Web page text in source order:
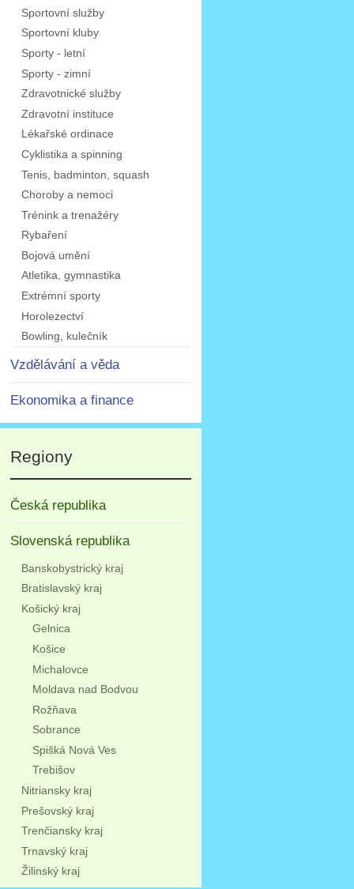
Sportovní služby
Sportovní kluby
Sporty - letní
Sporty - zimní
Zdravotnické služby
Zdravotní instituce
Lékařské ordinace
Cyklistika a spinning
Tenis, badminton, squash
Choroby a nemoci
Trénink a trenažéry
Rybaření
Bojová umění
Atletika, gymnastika
Extrémní sporty
Horolezectví
Bowling, kulečník
Vzdělávání a věda
Ekonomika a finance
Regiony
Česká republika
Slovenská republika
Banskobystrický kraj
Bratislavský kraj
Košický kraj
Gelnica
Košice
Michalovce
Moldava nad Bodvou
Rožňava
Sobrance
Spišká Nová Ves
Trebišov
Nitriansky kraj
Prešovský kraj
Trenčiansky kraj
Trnavský kraj
Žilinský kraj